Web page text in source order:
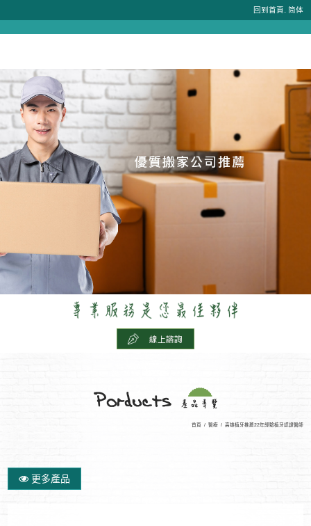
回到首頁. 简体
首頁 / 醫療 / 高雄植牙推薦22年經驗植牙認證醫師
更多產品